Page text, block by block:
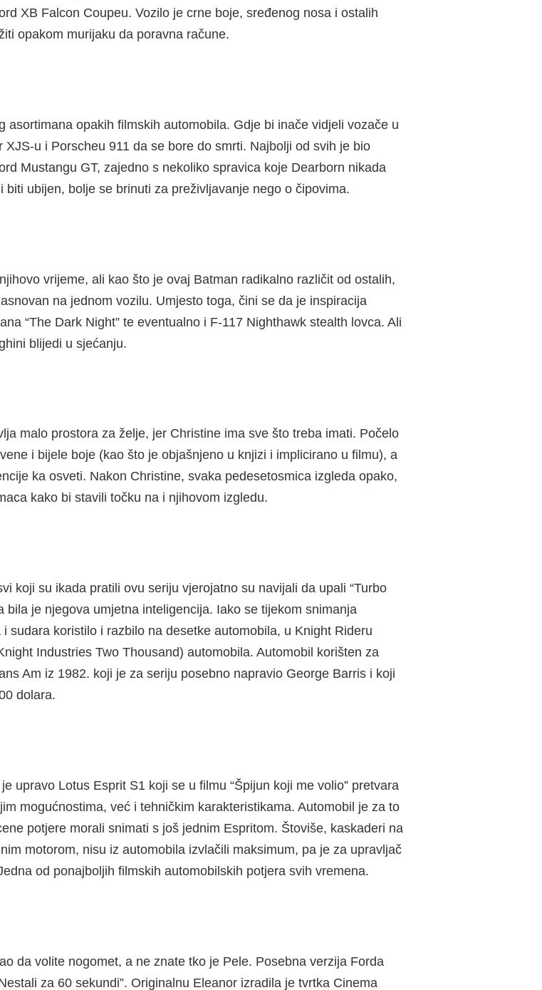
XB Falcon Coupeu. Vozilo je crne boje, sređenog nosa i ostalih
opakom murijaku da poravna račune.
asortimana opakih filmskih automobila. Gdje bi inače vidjeli vozače u
u i Porscheu 911 da se bore do smrti. Najbolji od svih je bio
Mustangu GT, zajedno s nekoliko spravica koje Dearborn nikada
ubijen, bolje se brinuti za preživljavanje nego o čipovima.
vrijeme, ali kao što je ovaj Batman radikalno različit od ostalih,
na jednom vozilu. Umjesto toga, čini se da je inspiracija
“The Dark Night” te eventualno i F-117 Nighthawk stealth lovca. Ali
blijedi u sjećanju.
malo prostora za želje, jer Christine ima sve što treba imati. Počelo
i bijele boje (kao što je objašnjeno u knjizi i implicirano u filmu), a
ka osveti. Nakon Christine, svaka pedesetosmica izgleda opako,
kako bi stavili točku na i njihovom izgledu.
koji su ikada pratili ovu seriju vjerojatno su navijali da upali “Turbo
bila je njegova umjetna inteligencija. Iako se tijekom snimanja
sudara koristilo i razbilo na desetke automobila, u Knight Rideru
Industries Two Thousand) automobila. Automobil korišten za
Am iz 1982. koji je za seriju posebno napravio George Barris i koji
dolara.
upravo Lotus Esprit S1 koji se u filmu “Špijun koji me volio” pretvara
mogućnostima, već i tehničkim karakteristikama. Automobil je za to
potjere morali snimati s još jednim Espritom. Štoviše, kaskaderi na
motorom, nisu iz automobila izvlačili maksimum, pa je za upravljač
od ponajboljih filmskih automobilskih potjera svih vremena.
da volite nogomet, a ne znate tko je Pele. Posebna verzija Forda
za 60 sekundi”. Originalnu Eleanor izradila je tvrtka Cinema